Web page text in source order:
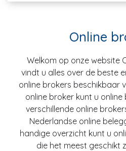
Online
Welkom op onze website
vindt u alles over de beste
online brokers beschikbaar
online broker kunt u online
verschillende online
Nederlandse online
handige overzicht kunt u
die het meest geschikt